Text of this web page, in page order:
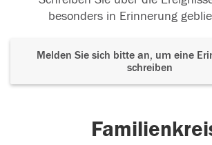
besonders in Erinnerung
Melden Sie sich bitte an, um eine
schreiben